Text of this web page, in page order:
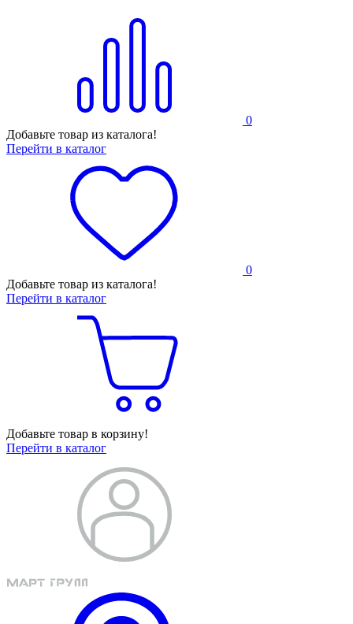
0
Добавьте товар из каталога!
Перейти в каталог
0
Добавьте товар из каталога!
Перейти в каталог
Добавьте товар в корзину!
Перейти в каталог